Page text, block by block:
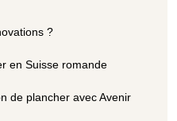
?
en Suisse romande
de plancher avec Avenir